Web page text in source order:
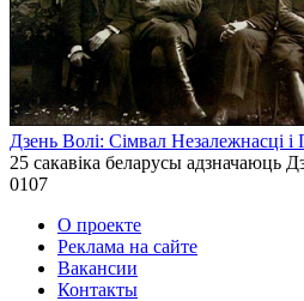
Дзень Волі: Сімвал Незалежнасці і
25 сакавіка беларусы адзначаюць
0107
О проекте
Реклама на сайте
Вакансии
Контакты